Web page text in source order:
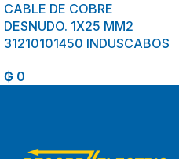
CABLE DE COBRE
DESNUDO. 1X25 MM2
31210101450 INDUSCABOS
₲ 0